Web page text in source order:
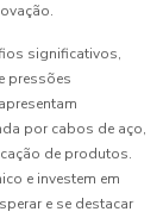
significativos,
pressões
por cabos de aço,
de produtos.
e investem em
e se destacar